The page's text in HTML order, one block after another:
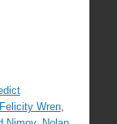
Felicity Wren,